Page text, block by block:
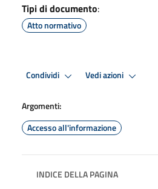
Tipi di documento:
Atto normativo
Condividi Vedi azioni
Argomenti:
Accesso all'informazione
INDICE DELLA PAGINA